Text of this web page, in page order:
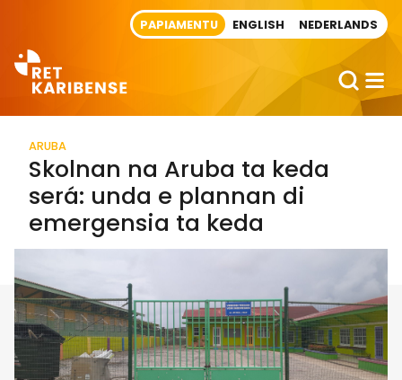
PAPIAMENTU ENGLISH NEDERLANDS
ARUBA
Skolnan na Aruba ta keda
será: unda e plannan di
emergensia ta keda